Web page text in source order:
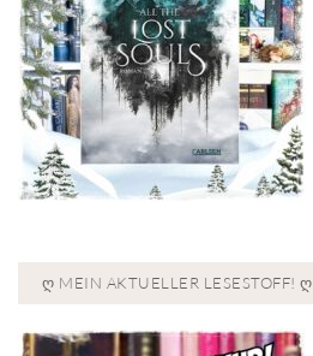
Ღ MEIN AKTUELLER LESESTOFF! Ღ